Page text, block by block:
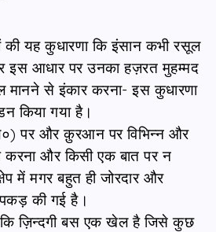
की यह कुधारणा कि इंसान कभी रसूल
इस आधार पर उनका हज़रत मुहम्मद
से इंकार करना- इस कुधारणा
किया गया है।
पर और क़ुरआन पर विभिन्न और
करना और किसी एक बात पर न
में मगर बहुत ही जोरदार और
की गई है।
कि ज़िन्दगी बस एक खेल है जिसे कुछ